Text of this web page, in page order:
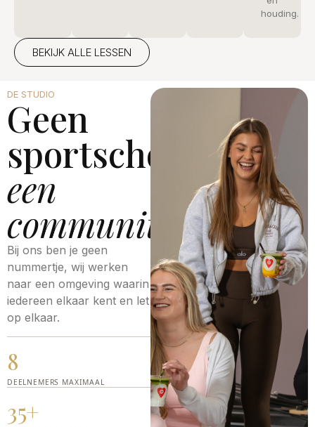
houding.
BEKIJK ALLE LESSEN
DE STUDIO
Geen
sportschool
een
community⁣
Bij ons ben je geen
nummertje, wij werken
naar een omgeving waarin
iedereen elkaar kent en let
op elkaar.
8
DEELNEMERS MAXIMAAL
35+